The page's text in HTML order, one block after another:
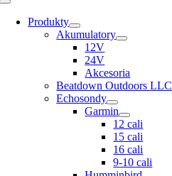
Toggle
NavigationProdukty
Akumulatory
12V
24V
Akcesoria
Beatdown Outdoors LLC
Echosondy
Garmin
12 cali
15 cali
16 cali
9-10 cali